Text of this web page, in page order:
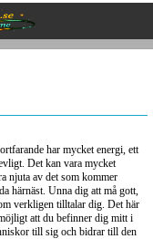
har mycket energi, ett
Det kan vara mycket
njuta av det som kommer
härnäst. Unna dig att må gott,
verkligen tilltalar dig. Det här
att du befinner dig mitt i
till sig och bidrar till den